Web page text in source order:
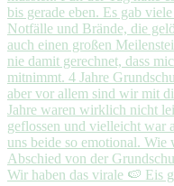
Wir haben das virale 🍉 Eis